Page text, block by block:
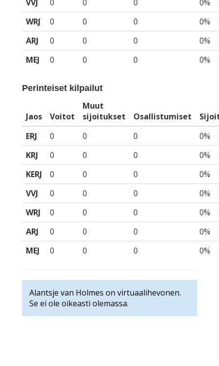
VVJ
0 0 0
0%
WRJ
0 0 0
0%
ARJ
0 0 0
0%
MEJ
0 0 0 0%
Perinteiset kilpailut
Jaos Voitot
Muut
sijoitukset
Osallistumiset
ERJ
0 0 0
0%
KRJ
0 0 0
0%
KERJ
0 0 0
0%
VVJ
0 0 0
0%
WRJ
0 0 0
0%
ARJ
0 0 0
0%
MEJ
0 0 0 0%
Alantsje van Holmes on virtuaalihevonen.
Se ei ole oikeasti olemassa.